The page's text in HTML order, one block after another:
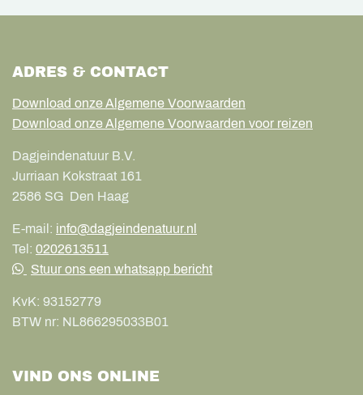
ADRES & CONTACT
Download onze Algemene Voorwaarden
Download onze Algemene Voorwaarden voor reizen
Dagjeindenatuur B.V.
Jurriaan Kokstraat 161
2586 SG Den Haag
E-mail: info@dagjeindenatuur.nl
Tel: 0202613511
Stuur ons een whatsapp bericht
KvK: 93152779
BTW nr: NL866295033B01
VIND ONS ONLINE